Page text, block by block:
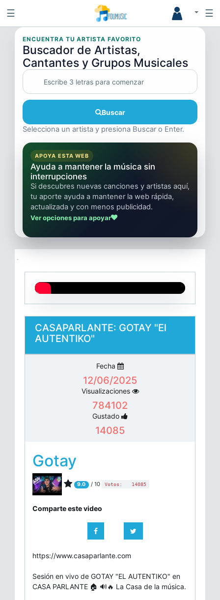
☰ ☰
ENCUENTRA TU ARTISTA FAVORITO
Buscador de Artistas,
Cantantes y Grupos Musicales
Buscar
Selecciona un artista y presiona Buscar o Enter.
APOYA ESTA WEB
Ayuda a mantener la música sin
interrupciones
Si descubres nuevas canciones y artistas aquí,
tu aporte ayuda a mantener la web rápida,
actualizada y con menos publicidad.
Ver opciones para apoyar
CASAPARLANTE: GOTAY "El
AUTENTIKO"
Fecha
12/06/2025
Visualizaciones
784102
Gustado
14085
Gotay
9.0 / 10 Votos: 14085
Comparte este video
https://www.casaparlante.com
Sesión en vivo de GOTAY "EL AUTENTIKO" en
CASA PARLANTE 🏠 🔊🔥 La Casa de la música.